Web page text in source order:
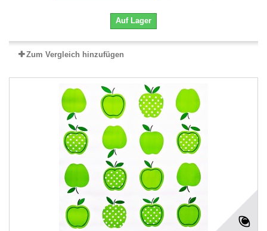
Auf Lager
Zum Vergleich hinzufügen